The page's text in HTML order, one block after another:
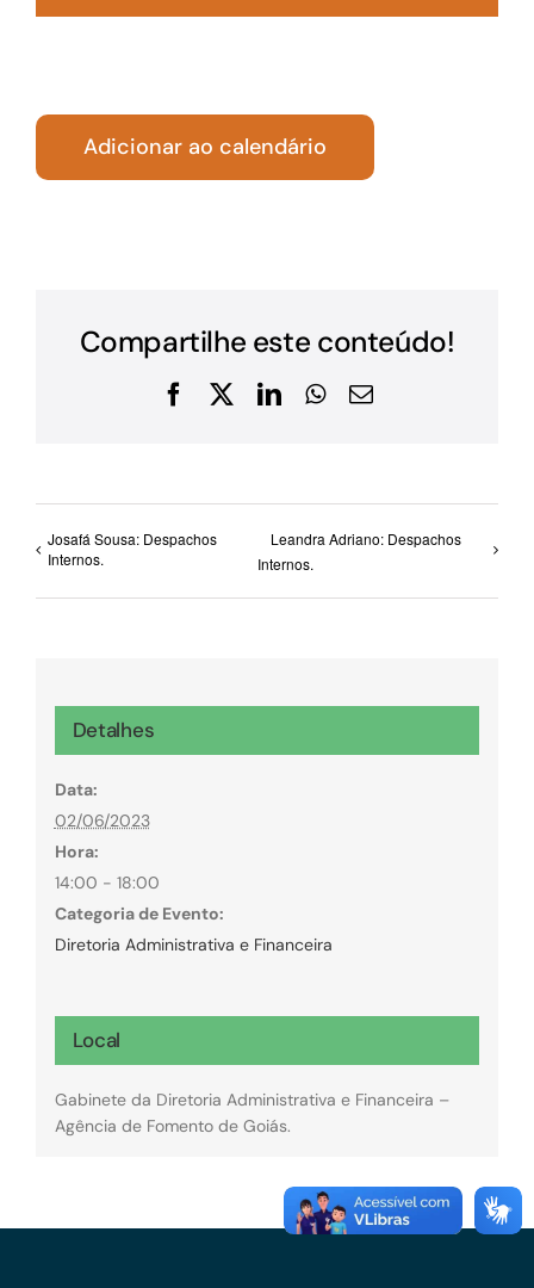
Adicionar ao calendário
Compartilhe este conteúdo!
Facebook
X LinkedInWhatsApp
E-
Josafá Sousa: Despachos
Internos.
Leandra Adriano: Despachos
Internos.
Detalhes
Data:
02/06/2023
Hora:
14:00 - 18:00
Categoria de Evento:
Diretoria Administrativa e Financeira
Local
Gabinete da Diretoria Administrativa e Financeira –
Agência de Fomento de Goiás.